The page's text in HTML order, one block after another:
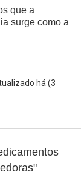
que a
surge como a
há (3